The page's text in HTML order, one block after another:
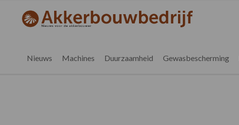
hoofdnavigatie
eerste
voettekst
akkerbouwbedrijf.be
Nieuws
Nieuws Machines Duurzaamheid Gewasbescherming